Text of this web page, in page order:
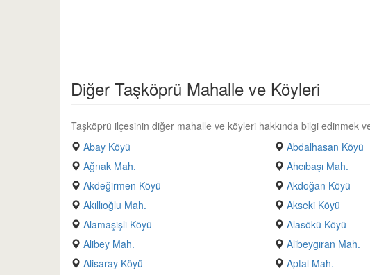
Diğer Taşköprü Mahalle ve Köyleri
Taşköprü ilçesinin diğer mahalle ve köyleri hakkında bilgi edinmek
Abay Köyü
Abdalhasan Köyü
Ağnak Mah.
Ahcıbaşı Mah.
Akdeğirmen Köyü
Akdoğan Köyü
Akıllıoğlu Mah.
Akseki Köyü
Alamaşişli Köyü
Alasökü Köyü
Alibey Mah.
Alibeygıran Mah.
Alisaray Köyü
Aptal Mah.